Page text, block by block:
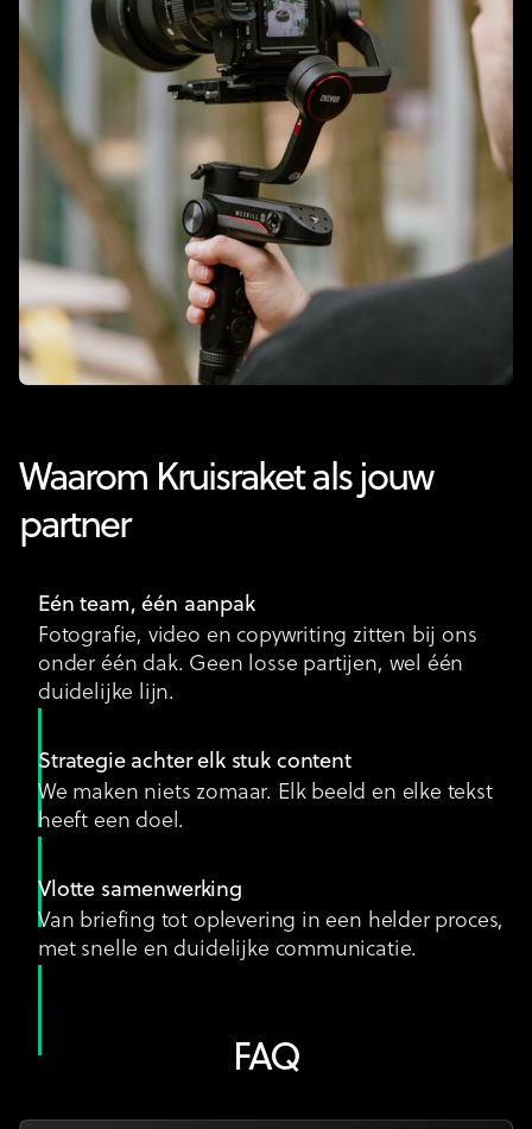
Waarom Kruisraket als jouw
partner
Eén team, één aanpak
Fotografie, video en copywriting zitten bij ons
onder één dak. Geen losse partijen, wel één
duidelijke lijn.
Strategie achter elk stuk content
We maken niets zomaar. Elk beeld en elke tekst
heeft een doel.
Vlotte samenwerking
Van briefing tot oplevering in een helder proces,
met snelle en duidelijke communicatie.
FAQ